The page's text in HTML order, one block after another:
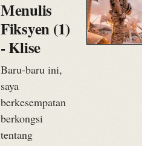
Menulis
Fiksyen (1)
- Klise
Baru-baru ini,
saya
berkesempatan
berkongsi
tentang